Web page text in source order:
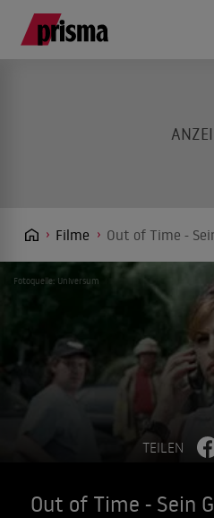
Filme Out of Time -
Fotoquelle: Universum
TEILEN
Out of Time - Sein